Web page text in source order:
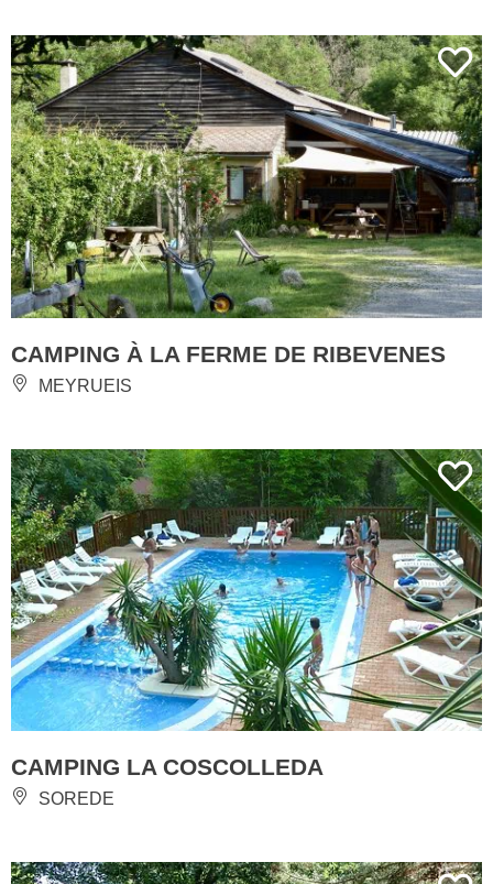
CAMPING À LA FERME DE RIBEVENES
MEYRUEIS
CAMPING LA COSCOLLEDA
SOREDE